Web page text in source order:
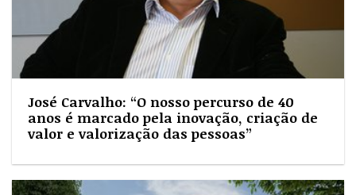
José Carvalho: “O nosso percurso de 40
anos é marcado pela inovação, criação de
valor e valorização das pessoas”